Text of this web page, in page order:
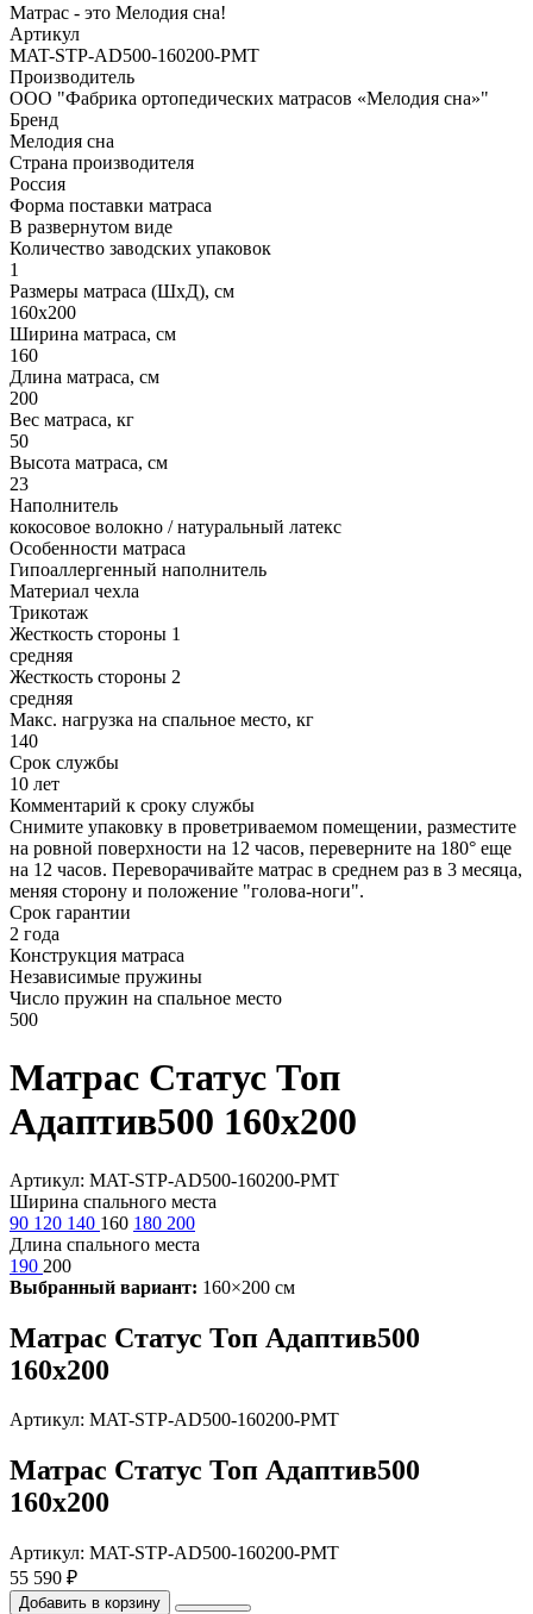
Матрас - это Мелодия сна!
Артикул
MAT-STP-AD500-160200-PMT
Производитель
ООО "Фабрика ортопедических матрасов «Мелодия сна»"
Бренд
Мелодия сна
Страна производителя
Россия
Форма поставки матраса
В развернутом виде
Количество заводских упаковок
1
Размеры матраса (ШхД), см
160х200
Ширина матраса, см
160
Длина матраса, см
200
Вес матраса, кг
50
Высота матраса, см
23
Наполнитель
кокосовое волокно / натуральный латекс
Особенности матраса
Гипоаллергенный наполнитель
Материал чехла
Трикотаж
Жесткость стороны 1
средняя
Жесткость стороны 2
средняя
Макс. нагрузка на спальное место, кг
140
Срок службы
10 лет
Комментарий к сроку службы
Снимите упаковку в проветриваемом помещении, разместите
на ровной поверхности на 12 часов, переверните на 180° еще
на 12 часов. Переворачивайте матрас в среднем раз в 3 месяца,
меняя сторону и положение "голова-ноги".
Срок гарантии
2 года
Конструкция матраса
Независимые пружины
Число пружин на спальное место
500
Матрас Статус Топ
Адаптив500 160х200
Артикул: MAT-STP-AD500-160200-PMT
Ширина спального места
90 120 140 160 180 200
Длина спального места
190 200
Выбранный вариант: 160×200 см
Матрас Статус Топ Адаптив500
160х200
Артикул: MAT-STP-AD500-160200-PMT
Матрас Статус Топ Адаптив500
160х200
Артикул: MAT-STP-AD500-160200-PMT
55 590 ₽
Добавить в корзину